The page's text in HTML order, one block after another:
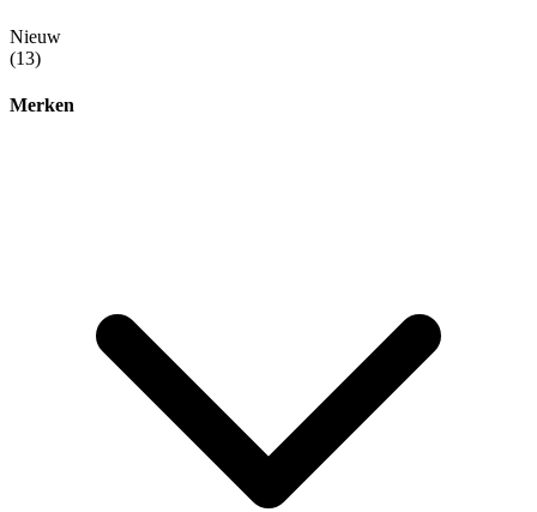
Nieuw
(13)
Merken